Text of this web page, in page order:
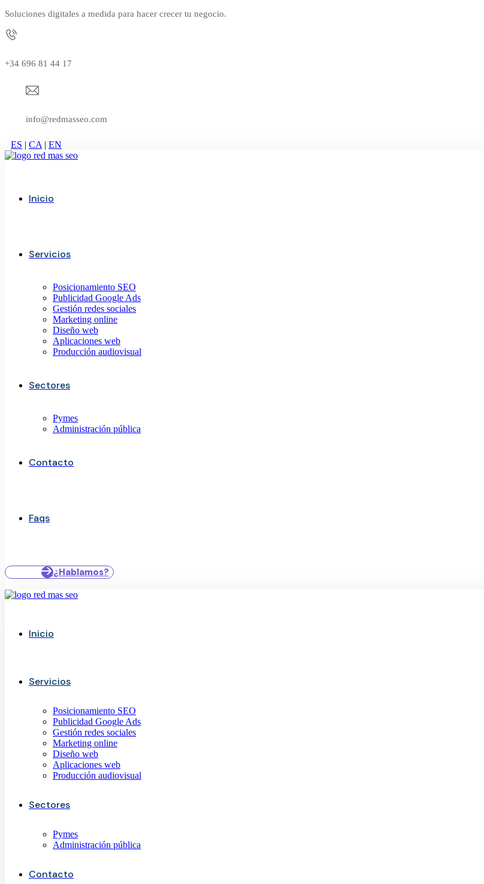
Soluciones digitales a medida para hacer crecer tu negocio.
+34 696 81 44 17
info@redmasseo.com
ES | CA | EN
Inicio
Servicios
Posicionamiento SEO
Publicidad Google Ads
Gestión redes sociales
Marketing online
Diseño web
Aplicaciones web
Producción audiovisual
Sectores
Pymes
Administración pública
Contacto
Faqs
¿Hablamos?
Inicio
Servicios
Posicionamiento SEO
Publicidad Google Ads
Gestión redes sociales
Marketing online
Diseño web
Aplicaciones web
Producción audiovisual
Sectores
Pymes
Administración pública
Contacto